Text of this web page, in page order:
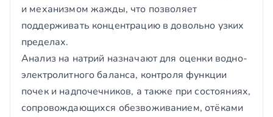
и механизмом жажды, что позволяет
поддерживать концентрацию в довольно узких
пределах.
Анализ на натрий назначают для оценки водно-
электролитного баланса, контроля функции
почек и надпочечников, а также при состояниях,
сопровождающихся обезвоживанием, отёками